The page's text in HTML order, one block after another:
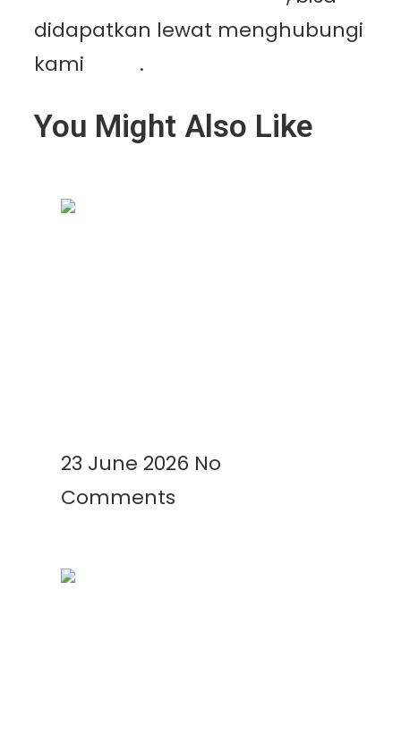
didapatkan lewat menghubungi
kami
.
You Might Also Like
23 June 2026 No
Comments